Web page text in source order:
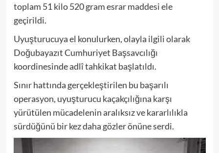
toplam 51 kilo 520 gram esrar maddesi ele
geçirildi.
Uyuşturucuya el konulurken, olayla ilgili olarak
Doğubayazıt Cumhuriyet Başsavcılığı
koordinesinde adlî tahkikat başlatıldı.
Sınır hattında gerçekleştirilen bu başarılı
operasyon, uyuşturucu kaçakçılığına karşı
yürütülen mücadelenin aralıksız ve kararlılıkla
sürdüğünü bir kez daha gözler önüne serdi.